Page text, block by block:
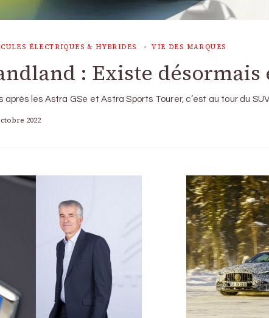
ÉLECTRIQUES & HYBRIDES VIE DES MARQUES
: Existe désormais
après les Astra GSe et Astra Sports Tourer, c’est au tour du
2022